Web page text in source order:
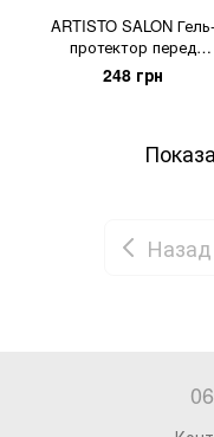
ARTISTO SALON Гель-
протектор перед
фарбуванням
248 грн
Назад